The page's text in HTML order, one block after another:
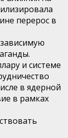
перерос в
и системе
в ядерной
в рамках